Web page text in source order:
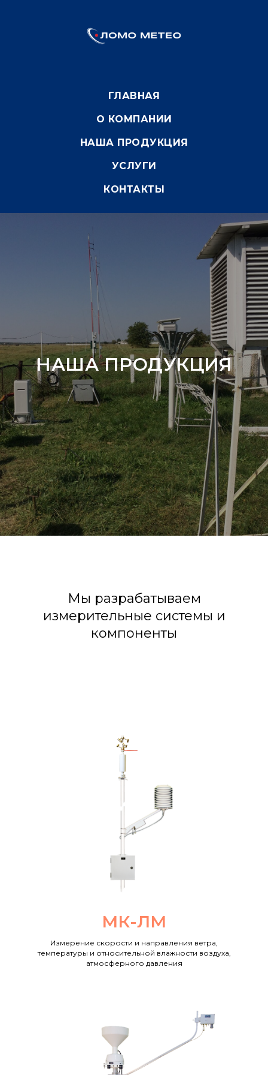
ГЛАВНАЯ
О КОМПАНИИ
НАША ПРОДУКЦИЯ
УСЛУГИ
КОНТАКТЫ
НАША ПРОДУКЦИЯ
Мы разрабатываем
измерительные системы и
компоненты
МК-ЛМ
Измерение скорости и направления ветра,
температуры и относительной влажности воздуха,
атмосферного давления